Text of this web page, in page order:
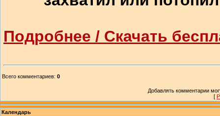
Подробнее / Скачать
Всего комментариев: 0
Добавлять комментарии
[
Календарь